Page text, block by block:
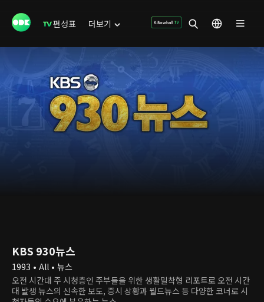
편성표 더보기
KBS 930뉴스
1993 • All • 뉴스
오전 시간대 주 시청층인 주부들을 위한 생활밀착형 리포트로 오전 시간
대 발생 뉴스의 신속한 보도, 증시 상황과 월드뉴스 등 다양한 코너로 시